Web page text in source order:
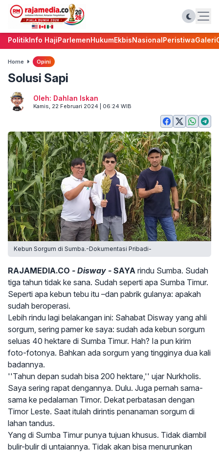
PolitikInfo HajiParlemenHukumEkbisNasionalPeristiwaGaleri
Home Opini
Solusi Sapi
Oleh: Dahlan Iskan
Kamis, 22 Februari 2024 | 06:24 WIB
Kebun Sorgum di Sumba.-Dokumentasi Pribadi-
RAJAMEDIA.CO - Disway - SAYA rindu Sumba. Sudah
tiga tahun tidak ke sana. Sudah seperti apa Sumba Timur.
Seperti apa kebun tebu itu –dan pabrik gulanya: apakah
sudah beroperasi.
Lebih rindu lagi belakangan ini: Sahabat Disway yang ahli
sorgum, sering pamer ke saya: sudah ada kebun sorgum
seluas 40 hektare di Sumba Timur. Hah? Ia pun kirim
foto-fotonya. Bahkan ada sorgum yang tingginya dua kali
badannya.
''Tahun depan sudah bisa 200 hektare,'' ujar Nurkholis.
Saya sering rapat dengannya. Dulu. Juga pernah sama-
sama ke pedalaman Timor. Dekat perbatasan dengan
Timor Leste. Saat itulah dirintis penanaman sorgum di
lahan tandus.
Yang di Sumba Timur punya tujuan khusus. Tidak diambil
bulir-bulir di untaiannya. Tidak akan bisa menurunkan